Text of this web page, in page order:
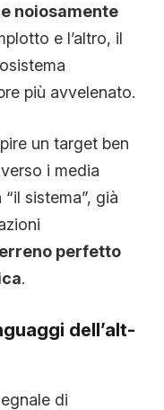
noiosamente
e l’altro, il
più avvelenato.
un target ben
i media
sistema”, già
perfetto
.
dell’alt-
di